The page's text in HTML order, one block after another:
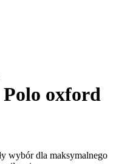
Polo oxford
wybór dla maksymalnego